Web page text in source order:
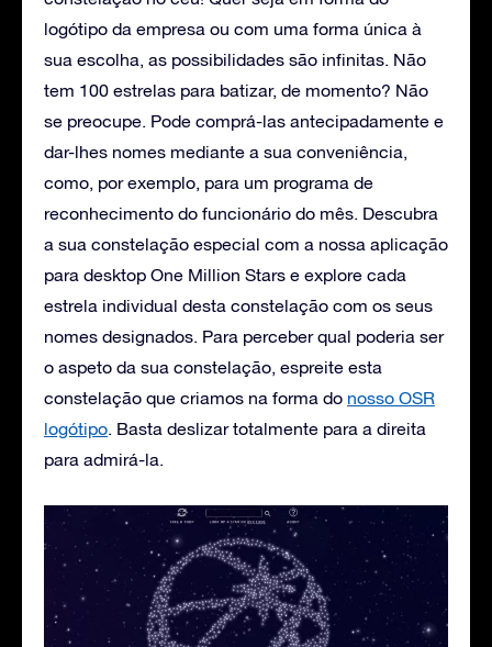
logótipo da empresa ou com uma forma única à
sua escolha, as possibilidades são infinitas. Não
tem 100 estrelas para batizar, de momento? Não
se preocupe. Pode comprá-las antecipadamente e
dar-lhes nomes mediante a sua conveniência,
como, por exemplo, para um programa de
reconhecimento do funcionário do mês. Descubra
a sua constelação especial com a nossa aplicação
para desktop One Million Stars e explore cada
estrela individual desta constelação com os seus
nomes designados. Para perceber qual poderia ser
o aspeto da sua constelação, espreite esta
constelação que criamos na forma do nosso OSR
logótipo. Basta deslizar totalmente para a direita
para admirá-la.